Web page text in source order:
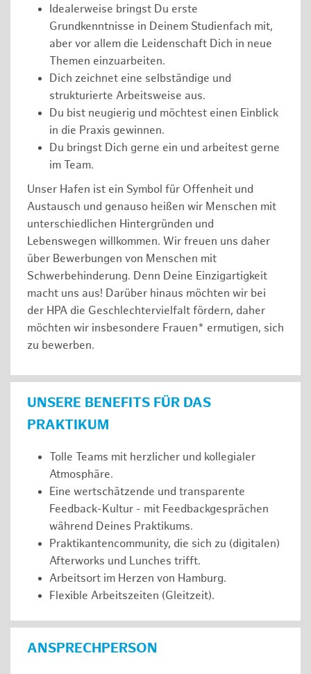
Idealerweise bringst Du erste
Grundkenntnisse in Deinem Studienfach mit,
aber vor allem die Leidenschaft Dich in neue
Themen einzuarbeiten.
Dich zeichnet eine selbständige und
strukturierte Arbeitsweise aus.
Du bist neugierig und möchtest einen Einblick
in die Praxis gewinnen.
Du bringst Dich gerne ein und arbeitest gerne
im Team.
Unser Hafen ist ein Symbol für Offenheit und
Austausch und genauso heißen wir Menschen mit
unterschiedlichen Hintergründen und
Lebenswegen willkommen. Wir freuen uns daher
über Bewerbungen von Menschen mit
Schwerbehinderung. Denn Deine Einzigartigkeit
macht uns aus! Darüber hinaus möchten wir bei
der HPA die Geschlechtervielfalt fördern, daher
möchten wir insbesondere Frauen* ermutigen, sich
zu bewerben.
UNSERE BENEFITS FÜR DAS
PRAKTIKUM
Tolle Teams mit herzlicher und kollegialer
Atmosphäre.
Eine wertschätzende und transparente
Feedback-Kultur - mit Feedbackgesprächen
während Deines Praktikums.
Praktikantencommunity, die sich zu (digitalen)
Afterworks und Lunches trifft.
Arbeitsort im Herzen von Hamburg.
Flexible Arbeitszeiten (Gleitzeit).
ANSPRECHPERSON